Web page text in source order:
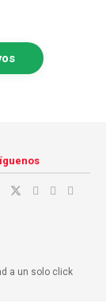
a un solo click